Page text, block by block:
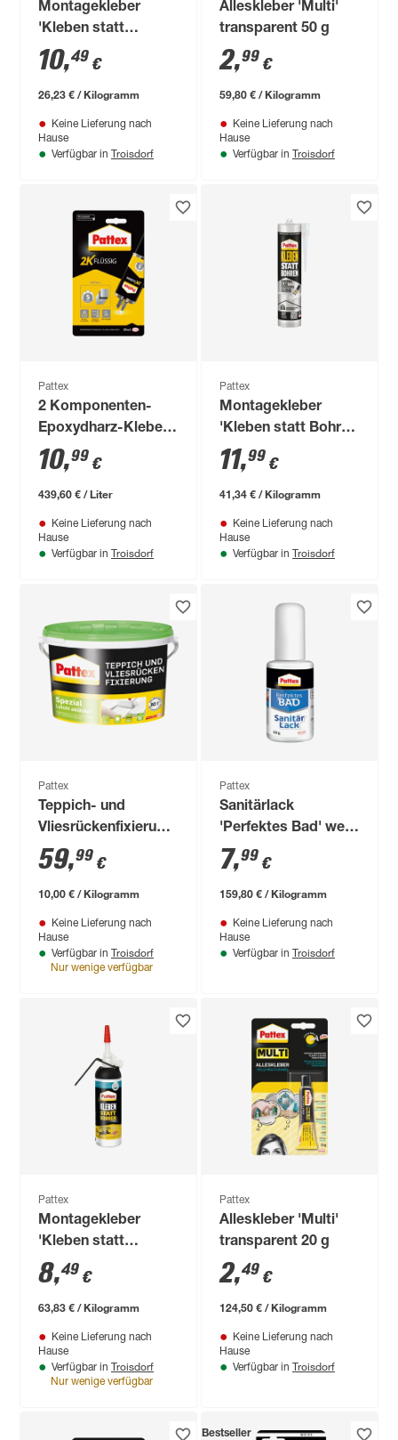
Montagekleber
'Kleben statt
Bohren' weiß 400 g
10,49 €
26,23 € / Kilogramm
Keine Lieferung nach
Hause
Verfügbar in Troisdorf
Alleskleber 'Multi'
transparent 50 g
2,99 €
59,80 € / Kilogramm
Keine Lieferung nach
Hause
Verfügbar in Troisdorf
Pattex
2 Komponenten-
Epoxydharz-Kleber
'Kraft-Mix Metall'
metallfarben 35 g
10,99 €
439,60 € / Liter
Keine Lieferung nach
Hause
Verfügbar in Troisdorf
Pattex
Montagekleber
'Kleben statt Bohren
Kristallklar'
transparent 290 g
11,99 €
41,34 € / Kilogramm
Keine Lieferung nach
Hause
Verfügbar in Troisdorf
Pattex
Teppich- und
Vliesrückenfixierung
'Spezial' 6 kg
59,99 €
10,00 € / Kilogramm
Keine Lieferung nach
Hause
Verfügbar in Troisdorf
Nur wenige verfügbar
Pattex
Sanitärlack
'Perfektes Bad' weiß
50 g
7,99 €
159,80 € / Kilogramm
Keine Lieferung nach
Hause
Verfügbar in Troisdorf
Pattex
Montagekleber
'Kleben statt
Bohren' weiß 133 g
8,49 €
63,83 € / Kilogramm
Keine Lieferung nach
Hause
Verfügbar in Troisdorf
Nur wenige verfügbar
Pattex
Alleskleber 'Multi'
transparent 20 g
2,49 €
124,50 € / Kilogramm
Keine Lieferung nach
Hause
Verfügbar in Troisdorf
Bestseller